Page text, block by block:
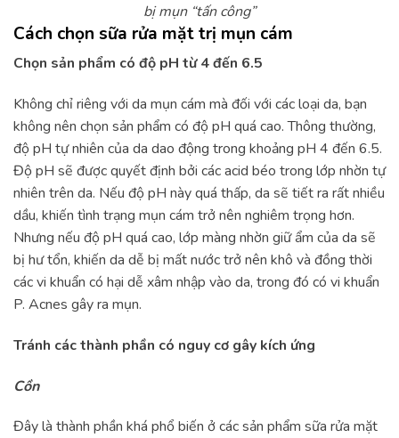
bị mụn “tấn công”
Cách chọn sữa rửa mặt trị mụn cám
Chọn sản phẩm có độ pH từ 4 đến 6.5
Không chỉ riêng với da mụn cám mà đối với các loại da, bạn
không nên chọn sản phẩm có độ pH quá cao. Thông thường,
độ pH tự nhiên của da dao động trong khoảng pH 4 đến 6.5.
Độ pH sẽ được quyết định bởi các acid béo trong lớp nhờn tự
nhiên trên da. Nếu độ pH này quá thấp, da sẽ tiết ra rất nhiều
dầu, khiến tình trạng mụn cám trở nên nghiêm trọng hơn.
Nhưng nếu độ pH quá cao, lớp màng nhờn giữ ẩm của da sẽ
bị hư tổn, khiến da dễ bị mất nước trở nên khô và đồng thời
các vi khuẩn có hại dễ xâm nhập vào da, trong đó có vi khuẩn
P. Acnes gây ra mụn.
Tránh các thành phần có nguy cơ gây kích ứng
Cồn
Đây là thành phần khá phổ biến ở các sản phẩm sữa rửa mặt